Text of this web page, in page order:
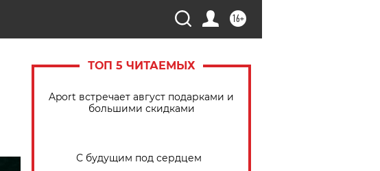
16+
ТОП 5 ЧИТАЕМЫХ
Aport встречает август подарками и
большими скидками
С будущим под сердцем